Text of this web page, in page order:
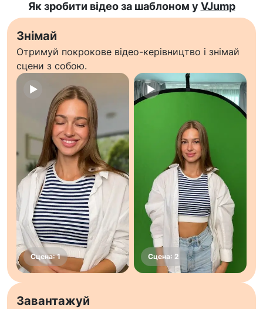
Як зробити відео за шаблоном у VJump
Знімай
Отримуй покрокове відео-керівництво і знімай
сцени з собою.
Завантажуй